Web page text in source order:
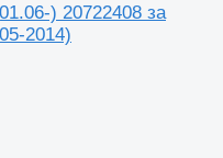
) 20722408 за
2014)